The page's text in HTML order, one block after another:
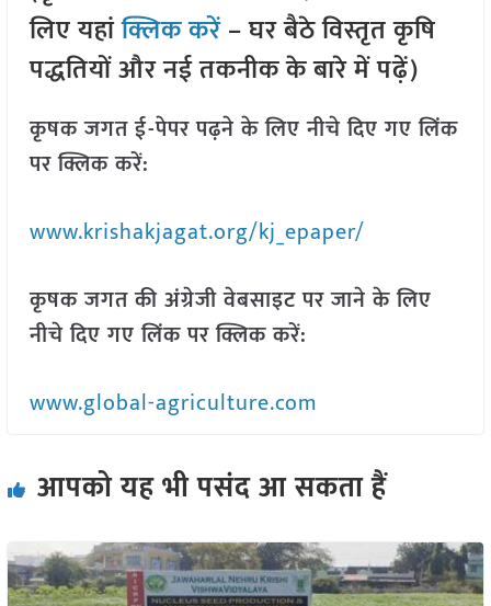
लिए यहांक्लिक करें– घर बैठे विस्तृत कृषि
पद्धतियों और नई तकनीक के बारे में पढ़ें)
कृषक जगत ई-पेपर पढ़ने के लिए नीचे दिए गए लिंक
पर क्लिक करें:
www.krishakjagat.org/kj_epaper/
कृषक जगत की अंग्रेजी वेबसाइट पर जाने के लिए
नीचे दिए गए लिंक पर क्लिक करें:
www.global-agriculture.com
आपको यह भी पसंद आ सकता हैं